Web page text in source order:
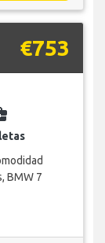
€753
BMW 7